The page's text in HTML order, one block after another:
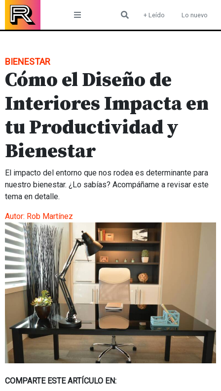
Skip
content
+ Leído Lo nuevo
BIENESTAR
Cómo el Diseño de
Interiores Impacta en
tu Productividad y
Bienestar
El impacto del entorno que nos rodea es determinante para
nuestro bienestar. ¿Lo sabías? Acompáñame a revisar este
tema en detalle.
Autor: Rob Martínez
COMPARTE ESTE ARTÍCULO EN: